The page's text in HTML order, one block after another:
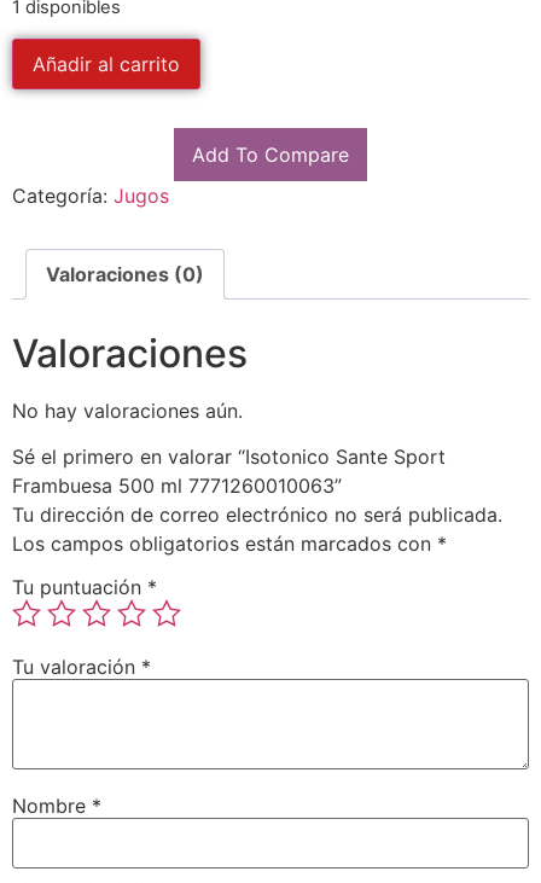
1 disponibles
Añadir al carrito
Add To Compare
Categoría: Jugos
Valoraciones (0)
Valoraciones
No hay valoraciones aún.
Sé el primero en valorar “Isotonico Sante Sport
Frambuesa 500 ml 7771260010063”
Tu dirección de correo electrónico no será publicada.
Los campos obligatorios están marcados con *
Tu puntuación *
Tu valoración *
Nombre *